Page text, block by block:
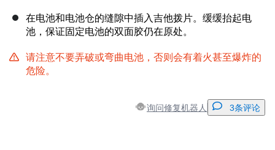
在电池和电池仓的缝隙中插入吉他拨片。缓缓抬起电
池，保证固定电池的双面胶仍在原处。
请注意不要弄破或弯曲电池，否则会有着火甚至爆炸的
危险。
询问修复机器人 3条评论